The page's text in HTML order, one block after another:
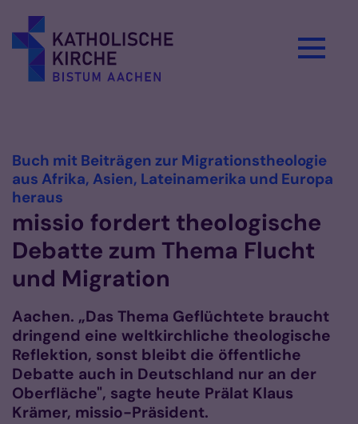
Buch mit Beiträgen zur Migrationstheologie
aus Afrika, Asien, Lateinamerika und Europa
heraus
missio fordert theologische
Debatte zum Thema Flucht
und Migration
Aachen. „Das Thema Geflüchtete braucht
dringend eine weltkirchliche theologische
Reflektion, sonst bleibt die öffentliche
Debatte auch in Deutschland nur an der
Oberfläche", sagte heute Prälat Klaus
Krämer, missio-Präsident.